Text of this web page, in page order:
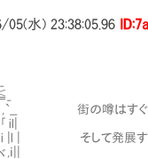
05(水) 23:38:05.96
噂はすぐにバビロ
して発展する街に
||